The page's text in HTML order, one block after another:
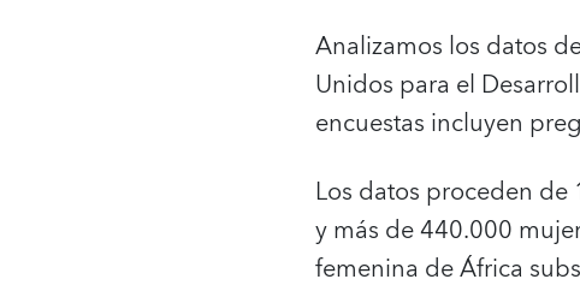
Analizamos los datos
Unidos para el
encuestas incluyen
Los datos proceden de
y más de 440.000
femenina de África